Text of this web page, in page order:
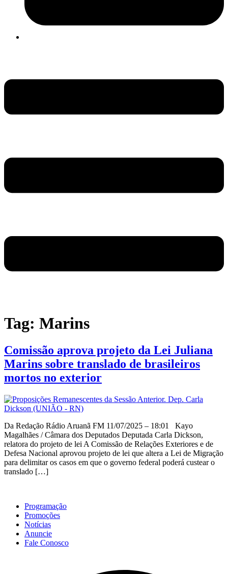
Tag: Marins
Comissão aprova projeto da Lei Juliana
Marins sobre translado de brasileiros
mortos no exterior
Da Redação Rádio Aruanã FM 11/07/2025 – 18:01 Kayo
Magalhães / Câmara dos Deputados Deputada Carla Dickson,
relatora do projeto de lei A Comissão de Relações Exteriores e de
Defesa Nacional aprovou projeto de lei que altera a Lei de Migração
para delimitar os casos em que o governo federal poderá custear o
translado […]
Programação
Promoções
Notícias
Anuncie
Fale Conosco